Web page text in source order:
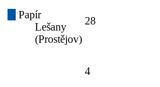
Papír
Lešany
(Prostějov)
28
4